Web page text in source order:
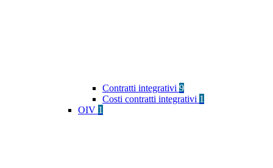
Contratti integrativi 9
Costi contratti integrativi 1
OIV 1